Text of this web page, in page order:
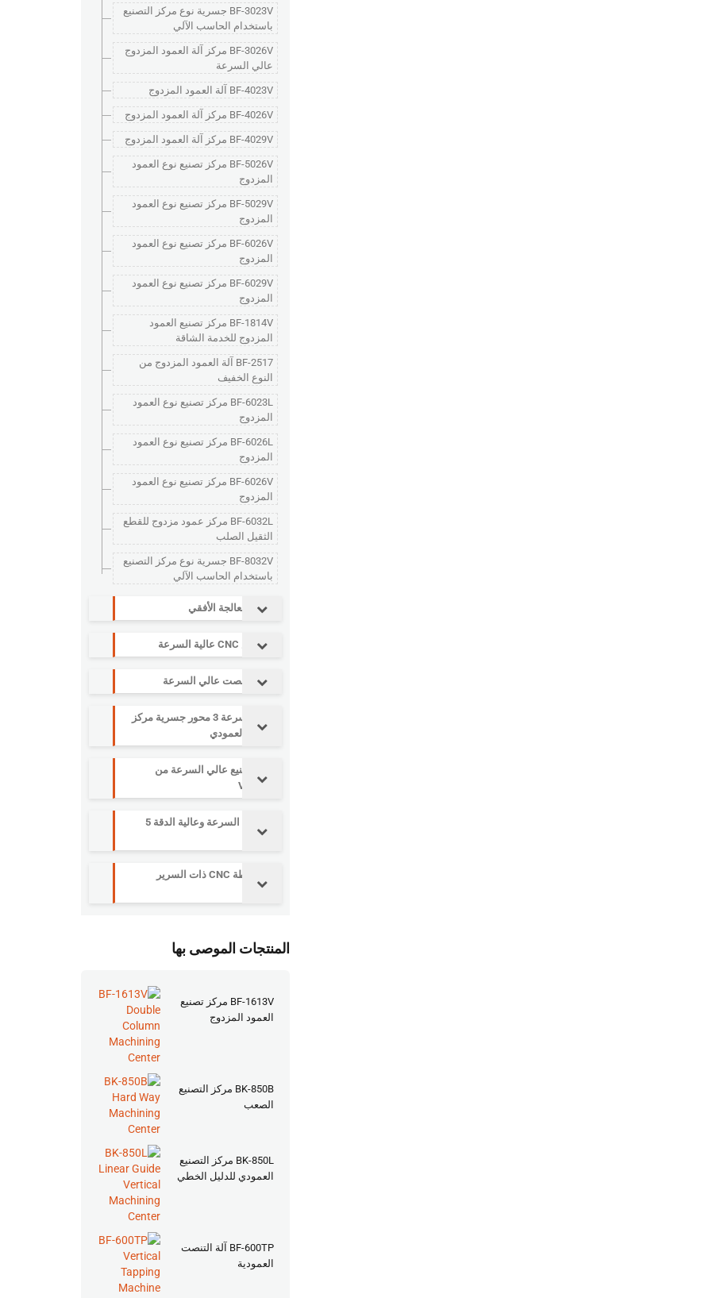
BF-3023V جسرية نوع مركز التصنيع
باستخدام الحاسب الآلي
BF-3026V مركز آلة العمود المزدوج
عالي السرعة
BF-4023V آلة العمود المزدوج
BF-4026V مركز آلة العمود المزدوج
BF-4029V مركز آلة العمود المزدوج
BF-5026V مركز تصنيع نوع العمود
المزدوج
BF-5029V مركز تصنيع نوع العمود
المزدوج
BF-6026V مركز تصنيع نوع العمود
المزدوج
BF-6029V مركز تصنيع نوع العمود
المزدوج
BF-1814V مركز تصنيع العمود
المزدوج للخدمة الشاقة
BF-2517 آلة العمود المزدوج من
النوع الخفيف
BF-6023L مركز تصنيع نوع العمود
المزدوج
BF-6026L مركز تصنيع نوع العمود
المزدوج
BF-6026V مركز تصنيع نوع العمود
المزدوج
BF-6032L مركز عمود مزدوج للقطع
الثقيل الصلب
BF-8032V جسرية نوع مركز التصنيع
باستخدام الحاسب الآلي
مركز المعالجة الأفقي
آلة نقش CNC عالية السرعة
مركز التنصت عالي السرعة
عالية السرعة 3 محور جسرية مركز
التصنيع العمودي
مركز تصنيع عالي السرعة من
سلسلة V
آلة عالية السرعة وعالية الدقة 5
محاور
آلة مخرطة CNC ذات السرير
المائل
المنتجات الموصى بها
BF-1613V مركز تصنيع
العمود المزدوج
BK-850B مركز التصنيع
الصعب
BK-850L مركز التصنيع
العمودي للدليل الخطي
BF-600TP آلة التنصت
العمودية